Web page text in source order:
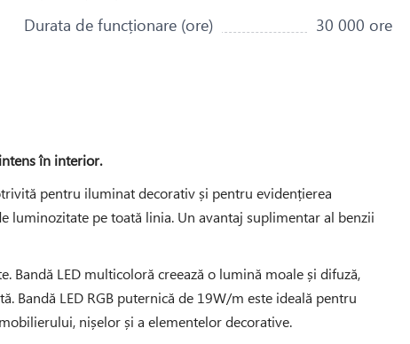
Durata de funcționare (ore)
30 000 ore
în interior.
pentru iluminat decorativ și pentru evidențierea
luminozitate pe toată linia. Un avantaj suplimentar al benzii
Bandă LED multicoloră creează o lumină moale și difuză,
LED RGB puternică de 19W/m este ideală pentru
nișelor și a elementelor decorative.